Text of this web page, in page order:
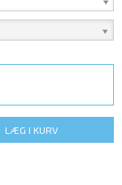
LÆG I KURV